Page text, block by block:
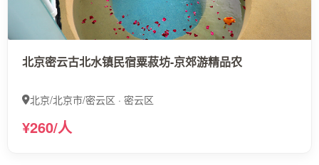
北京密云古北水镇民宿粟菽坊-京郊游精品农
北京/北京市/密云区 · 密云区
¥260/人